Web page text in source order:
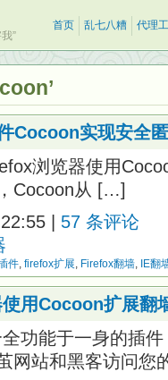
”
首页 乱七八糟 代理
Cocoon实现安全
浏览器使用
Cocoon从 […]
| 57 条评论
件, firefox扩展, Firefox翻墙, IE翻
用Cocoon扩展翻
功能于一身的插
网站和黑客访问